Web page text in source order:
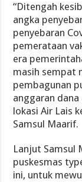
“Ditengah
angka
penyebaran
pemerataan
era
masih sempat
pembagunan
anggaran dana
lokasi Air Lais
Samsul Maarif.
Lanjut Samsul
puskesmas
ini, untuk